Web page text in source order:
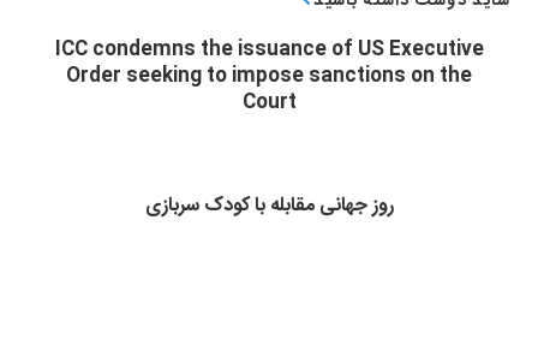
ICC condemns the issuance of US Executive
Order seeking to impose sanctions on the
Court
روز جهانی مقابله با کودک سربازی